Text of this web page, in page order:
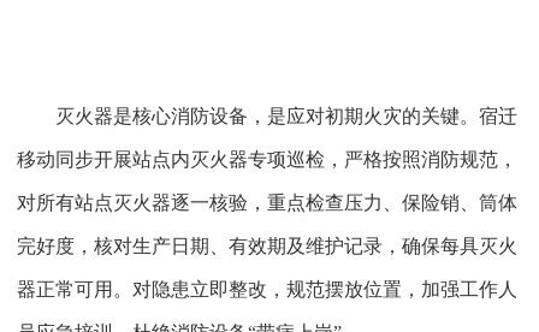
灭火器是核心消防设备，是应对初期火灾的关键。宿迁
移动同步开展站点内灭火器专项巡检，严格按照消防规范，
对所有站点灭火器逐一核验，重点检查压力、保险销、筒体
完好度，核对生产日期、有效期及维护记录，确保每具灭火
器正常可用。对隐患立即整改，规范摆放位置，加强工作人